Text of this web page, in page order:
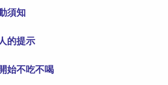
須知
的提示
始不吃不喝